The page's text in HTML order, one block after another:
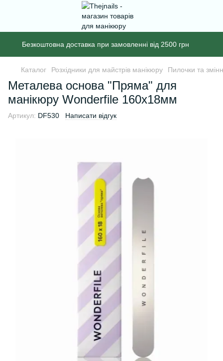
Безкоштовна доставка при замовленні від 2500 грн
Каталог Розхідники для майстрів манікюру Пилочки та
Металева основа "Пряма" для
манікюру Wonderfile 160х18мм
Артикул: DF530 Написати відгук